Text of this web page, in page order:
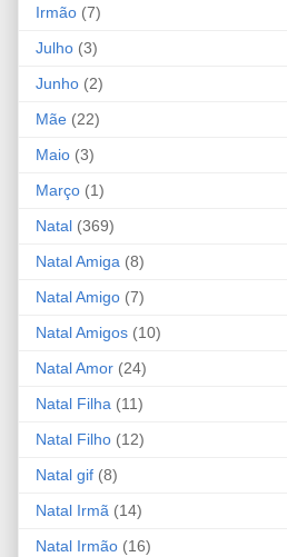
Irmão (7)
Julho (3)
Junho (2)
Mãe (22)
Maio (3)
Março (1)
Natal (369)
Natal Amiga (8)
Natal Amigo (7)
Natal Amigos (10)
Natal Amor (24)
Natal Filha (11)
Natal Filho (12)
Natal gif (8)
Natal Irmã (14)
Natal Irmão (16)